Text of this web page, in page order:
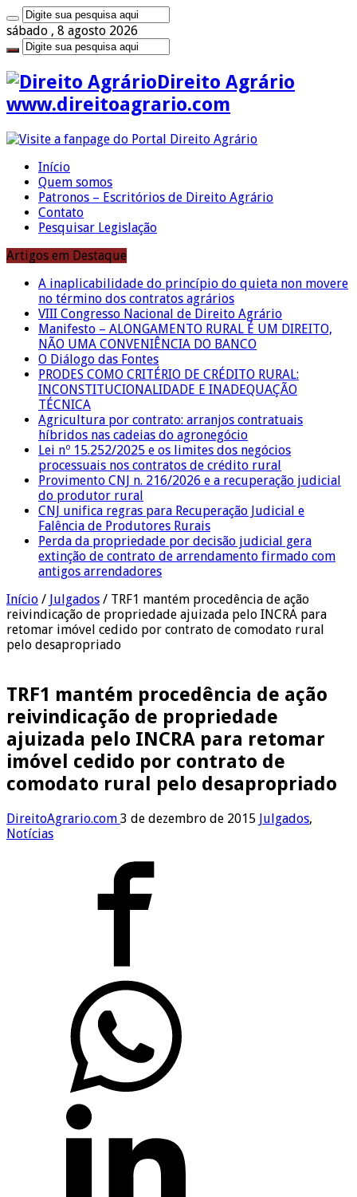
sábado , 8 agosto 2026
Direito Agrário
www.direitoagrario.com
Início
Quem somos
Patronos – Escritórios de Direito Agrário
Contato
Pesquisar Legislação
Artigos em Destaque
A inaplicabilidade do princípio do quieta non movere
no término dos contratos agrários
VIII Congresso Nacional de Direito Agrário
Manifesto – ALONGAMENTO RURAL É UM DIREITO,
NÃO UMA CONVENIÊNCIA DO BANCO
O Diálogo das Fontes
PRODES COMO CRITÉRIO DE CRÉDITO RURAL:
INCONSTITUCIONALIDADE E INADEQUAÇÃO
TÉCNICA
Agricultura por contrato: arranjos contratuais
híbridos nas cadeias do agronegócio
Lei nº 15.252/2025 e os limites dos negócios
processuais nos contratos de crédito rural
Provimento CNJ n. 216/2026 e a recuperação judicial
do produtor rural
CNJ unifica regras para Recuperação Judicial e
Falência de Produtores Rurais
Perda da propriedade por decisão judicial gera
extinção de contrato de arrendamento firmado com
antigos arrendadores
Início / Julgados / TRF1 mantém procedência de ação
reivindicação de propriedade ajuizada pelo INCRA para
retomar imóvel cedido por contrato de comodato rural
pelo desapropriado
TRF1 mantém procedência de ação
reivindicação de propriedade
ajuizada pelo INCRA para retomar
imóvel cedido por contrato de
comodato rural pelo desapropriado
DireitoAgrario.com 3 de dezembro de 2015 Julgados,
Notícias